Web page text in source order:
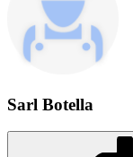
Sarl Botella